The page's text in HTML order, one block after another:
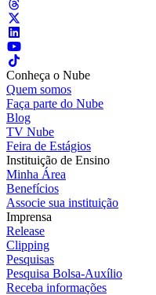
Conheça o Nube
Quem somos
Faça parte do Nube
Blog
TV Nube
Feira de Estágios
Instituição de Ensino
Minha Área
Benefícios
Associe sua instituição
Imprensa
Release
Clipping
Pesquisas
Pesquisa Bolsa-Auxílio
Receba informações